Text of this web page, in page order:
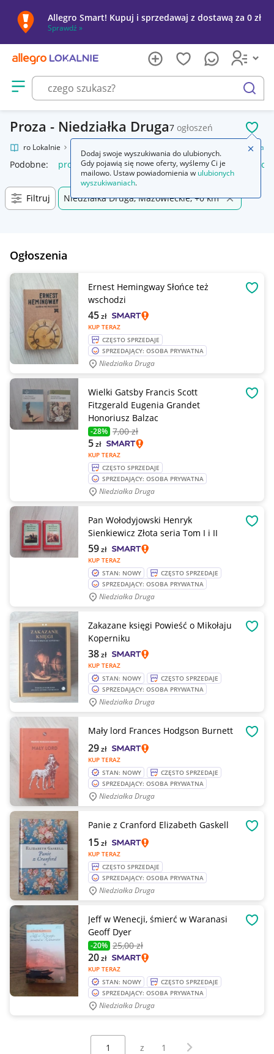
Allegro Smart! Kupuj i sprzedawaj z dostawą za 0 zł
Sprawdź »
Otwórz menu z kategoriami
szukaj
Proza - Niedziałka Druga7 ogłoszeń
Allegro Lokalnie Proza
Podobne: proza proca myśliwska proca wędkarska proca
Filtruj Niedziałka Druga, Mazowieckie, +0 km
Ogłoszenia
Ernest Hemingway Słońce też
wschodzi
KUP TERAZ
45zł
CZĘSTO SPRZEDAJE
SPRZEDAJĄCY: OSOBA PRYWATNA
Niedziałka Druga
Wielki Gatsby Francis Scott
Fitzgerald Eugenia Grandet
Honoriusz Balzac
-28% 7,00 zł
KUP TERAZ
5zł
CZĘSTO SPRZEDAJE
SPRZEDAJĄCY: OSOBA PRYWATNA
Niedziałka Druga
Pan Wołodyjowski Henryk
Sienkiewicz Złota seria Tom I i II
KUP TERAZ
59zł
STAN: NOWY
CZĘSTO SPRZEDAJE
SPRZEDAJĄCY: OSOBA PRYWATNA
Niedziałka Druga
Zakazane księgi Powieść o Mikołaju
Koperniku
KUP TERAZ
38zł
STAN: NOWY
CZĘSTO SPRZEDAJE
SPRZEDAJĄCY: OSOBA PRYWATNA
Niedziałka Druga
Mały lord Frances Hodgson Burnett
KUP TERAZ
29zł
STAN: NOWY
CZĘSTO SPRZEDAJE
SPRZEDAJĄCY: OSOBA PRYWATNA
Niedziałka Druga
Panie z Cranford Elizabeth Gaskell
KUP TERAZ
15zł
CZĘSTO SPRZEDAJE
SPRZEDAJĄCY: OSOBA PRYWATNA
Niedziałka Druga
Jeff w Wenecji, śmierć w Waranasi
Geoff Dyer
-20% 25,00 zł
KUP TERAZ
20zł
STAN: NOWY
CZĘSTO SPRZEDAJE
SPRZEDAJĄCY: OSOBA PRYWATNA
Niedziałka Druga
Wybierz stronę:
z 1 Następna strona
Dodaj swoje wyszukiwania do ulubionych.
Gdy pojawią się nowe oferty, wyślemy Ci je
mailowo. Ustaw powiadomienia w ulubionych
wyszukiwaniach.